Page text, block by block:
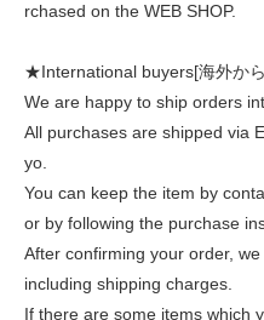
rchased on the WEB SHOP.
★International buyers[海外か
We are happy to ship orders
All purchases are shipped via
yo.
You can keep the item by
or by following the purchase
After confirming your order,
including shipping charges.
If there are some items which